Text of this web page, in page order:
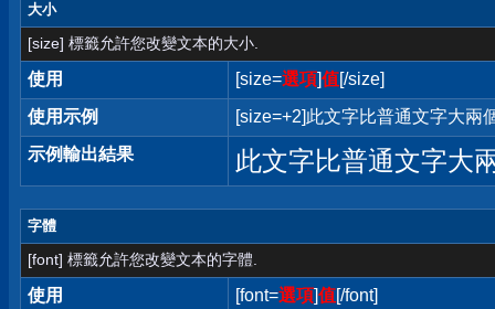
大小
[size] 標籤允許您改變文本的大小.
使用 [size=選項]值[/size]
使用示例
[size=+2]此文字比普通文字大兩
示例輸出結果
此文字比普通文字大
字體
[font] 標籤允許您改變文本的字體.
使用 [font=選項]值[/font]